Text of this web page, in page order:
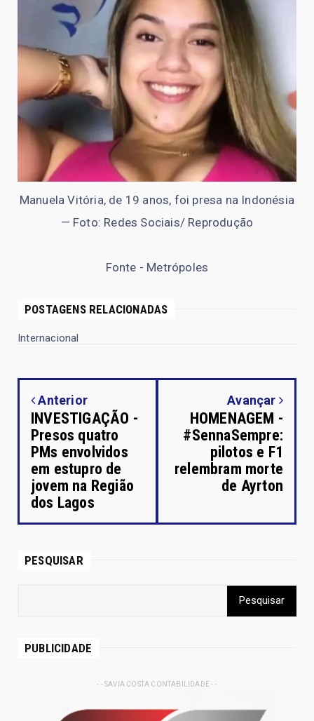
Manuela Vitória, de 19 anos, foi presa na Indonésia
— Foto: Redes Sociais/ Reprodução
Fonte - Metrópoles
POSTAGENS RELACIONADAS
Internacional
Anterior
INVESTIGAÇÃO -
Presos quatro
PMs envolvidos
em estupro de
jovem na Região
dos Lagos
Avançar
HOMENAGEM -
#SennaSempre:
pilotos e F1
relembram morte
de Ayrton
PESQUISAR
PUBLICIDADE
- - SAVIA COSTA CONTABILIDADE - -